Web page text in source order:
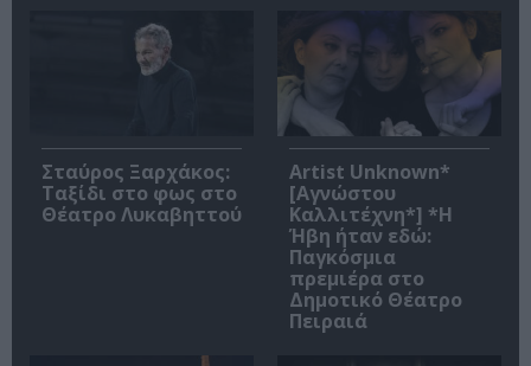
Σταύρος Ξαρχάκος:
Ταξίδι στο φως στο
Θέατρο Λυκαβηττού
Artist Unknown*
[Αγνώστου
Καλλιτέχνη*] *Η
Ήβη ήταν εδώ:
Παγκόσμια
πρεμιέρα στο
Δημοτικό Θέατρο
Πειραιά